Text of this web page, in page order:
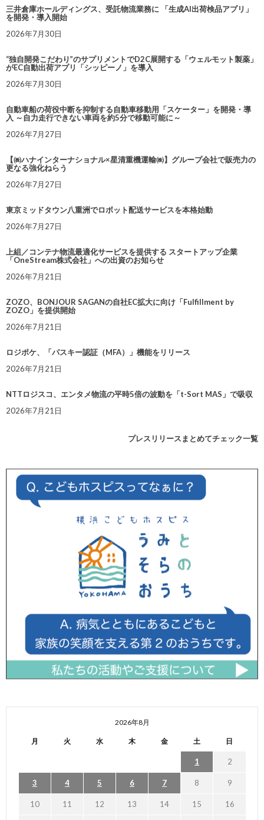
三井倉庫ホールディングス、受託物流業務に 「生成AI出荷検品アプリ」
を開発・導入開始
2026年7月30日
“独自開発こだわり”のサプリメントでD2C展開する「ウェルモット製薬」
がEC自動出荷アプリ「シッピーノ」を導入
2026年7月30日
自動車船の荷役中断を抑制する自動車移動用「スケーター」を開発・導
入 ～自力走行できない車両を約5分で移動可能に～
2026年7月27日
【㈱ハナインターナショナル×星清重機運輸㈱】グループ会社で販売力の
更なる強化ねらう
2026年7月27日
東京ミッドタウン八重洲でロボット配送サービスを本格始動
2026年7月27日
上組／コンテナ物流最適化サービスを提供する スタートアップ企業
「OneStream株式会社」への出資のお知らせ
2026年7月21日
ZOZO、BONJOUR SAGANの自社EC拡大に向け「Fulfillment by
ZOZO」を提供開始
2026年7月21日
ロジポケ、「パスキー認証（MFA）」機能をリリース
2026年7月21日
NTTロジスコ、エンタメ物流の平時5倍の波動を「t-Sort MAS」で吸収
2026年7月21日
プレスリリースまとめてチェック一覧
2026年8月
月 火 水 木 金 土 日
1 2
3 4 5 6 7 8 9
10 11 12 13 14 15 16